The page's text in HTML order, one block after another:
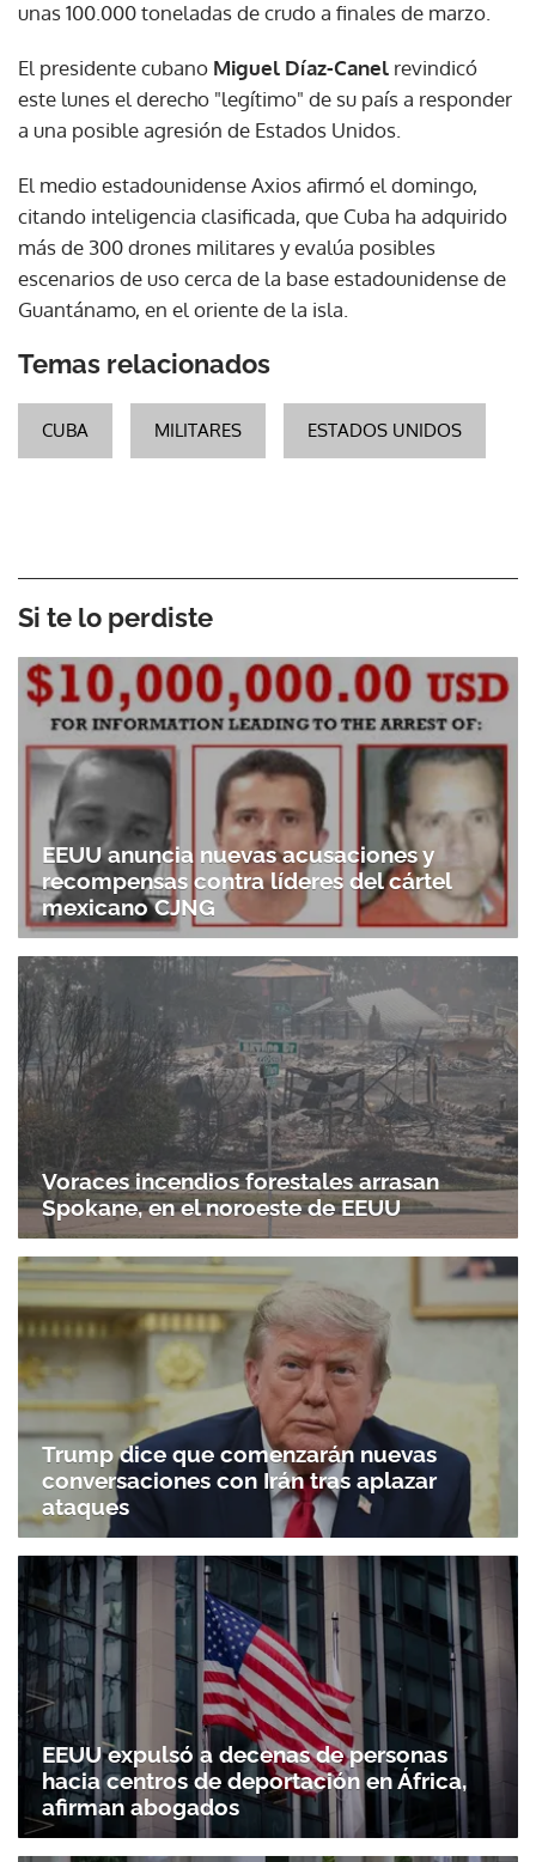
unas 100.000 toneladas de crudo a finales de marzo.
El presidente cubano Miguel Díaz-Canel revindicó
este lunes el derecho "legítimo" de su país a responder
a una posible agresión de Estados Unidos.
El medio estadounidense Axios afirmó el domingo,
citando inteligencia clasificada, que Cuba ha adquirido
más de 300 drones militares y evalúa posibles
escenarios de uso cerca de la base estadounidense de
Guantánamo, en el oriente de la isla.
Temas relacionados
CUBA MILITARES ESTADOS UNIDOS
Si te lo perdiste
EEUU anuncia nuevas acusaciones y
recompensas contra líderes del cártel
mexicano CJNG
Voraces incendios forestales arrasan
Spokane, en el noroeste de EEUU
Trump dice que comenzarán nuevas
conversaciones con Irán tras aplazar
ataques
EEUU expulsó a decenas de personas
hacia centros de deportación en África,
afirman abogados